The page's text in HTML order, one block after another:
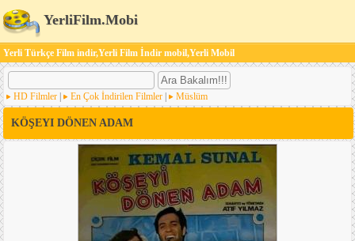
YerliFilm.Mobi
Yerli Türkçe Film indir,Yerli Film İndir mobil,Yerli Mobil
HD Filmler En Çok İndirilen Filmler Müslüm
KÖŞEYI DÖNEN ADAM